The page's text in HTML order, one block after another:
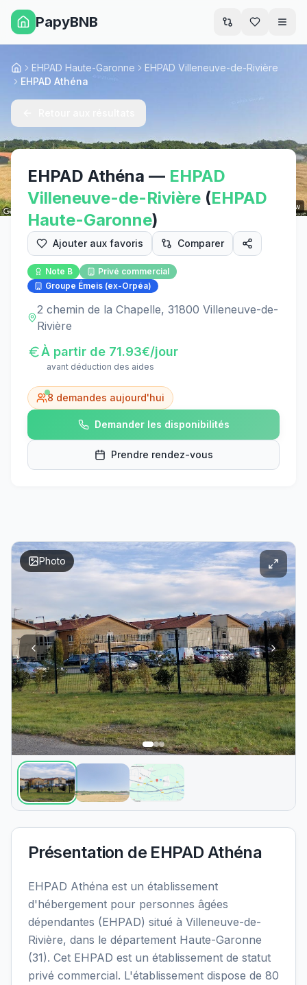
PapyBNB
Street View
AccueilEHPAD Haute-Garonne
EHPAD Villeneuve-de-Rivière
EHPAD Athéna
EHPAD Athéna — EHPAD
Villeneuve-de-Rivière (EHPAD
Haute-Garonne)
Ajouter aux favoris Comparer
Note B
Privé commercial
Groupe Émeis (ex-Orpéa)
2 chemin de la Chapelle, 31800 Villeneuve-de-
Rivière
À partir de 71.93€/jour
avant déduction des aides
8 demandes aujourd'hui
Demander les disponibilités
Prendre rendez-vous
Photo
Présentation de EHPAD Athéna
EHPAD Athéna est un établissement
d'hébergement pour personnes âgées
dépendantes (EHPAD) situé à Villeneuve-de-
Rivière, dans le département Haute-Garonne
(31). Cet EHPAD est un établissement de statut
privé commercial. L'établissement dispose de 80